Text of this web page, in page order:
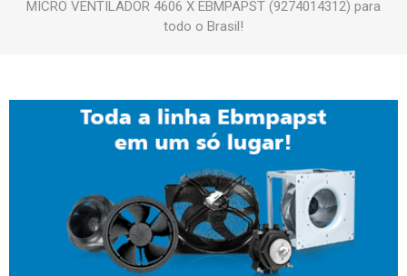
MICRO VENTILADOR 4606 X EBMPAPST (9274014312) para
todo o Brasil!